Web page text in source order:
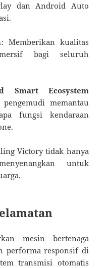
dan Android Auto
: Memberikan kualitas
bagi seluruh
Smart Ecosystem
memantau
fungsi kendaraan
Victory tidak hanya
untuk
mesin bertenaga
performa responsif di
transmisi otomatis